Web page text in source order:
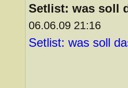
Setlist: was soll
06.06.09 21:16
Setlist: was soll